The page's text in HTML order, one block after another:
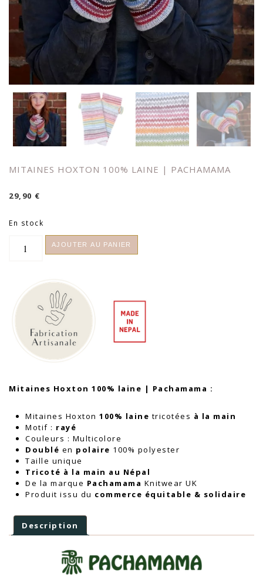
MITAINES HOXTON 100% LAINE | PACHAMAMA
29,90 €
En stock
laine
Pachamama
AJOUTER AU PANIER
Mitaines Hoxton 100% laine | Pachamama :
Mitaines Hoxton 100% laine tricotées à la main
Motif : rayé
Couleurs : Multicolore
Doublé en polaire 100% polyester
Taille unique
Tricoté à la main au Népal
De la marque Pachamama Knitwear UK
Produit issu du commerce équitable & solidaire
Description